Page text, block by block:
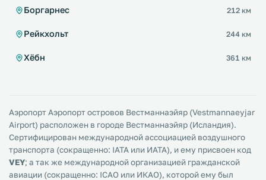
Боргарнес 212 км
Рейкхольт 244 км
Хёбн 361 км
Аэропорт Аэропорт островов Вестманнаэйяр (Vestmannaeyjar
Airport) расположен в городе Вестманнаэйяр (Исландия).
Сертифицирован международной ассоциацией воздушного
транспорта (сокращенно: IATA или ИАТА), и ему присвоен код
VEY; а так же международной организацией гражданской
авиации (сокращенно: ICAO или ИКАО), которой ему был